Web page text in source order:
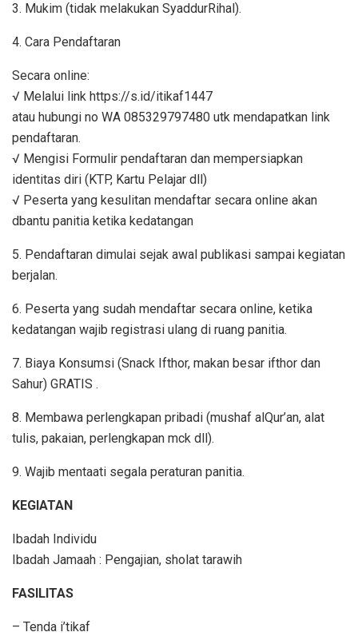
3. Mukim (tidak melakukan SyaddurRihal).
4. Cara Pendaftaran
Secara online:
√ Melalui link https://s.id/itikaf1447
atau hubungi no WA 085329797480 utk mendapatkan link
pendaftaran.
√ Mengisi Formulir pendaftaran dan mempersiapkan
identitas diri (KTP, Kartu Pelajar dll)
√ Peserta yang kesulitan mendaftar secara online akan
dbantu panitia ketika kedatangan
5. Pendaftaran dimulai sejak awal publikasi sampai kegiatan
berjalan.
6. Peserta yang sudah mendaftar secara online, ketika
kedatangan wajib registrasi ulang di ruang panitia.
7. Biaya Konsumsi (Snack Ifthor, makan besar ifthor dan
Sahur) GRATIS .
8. Membawa perlengkapan pribadi (mushaf alQur’an, alat
tulis, pakaian, perlengkapan mck dll).
9. Wajib mentaati segala peraturan panitia.
KEGIATAN
Ibadah Individu
Ibadah Jamaah : Pengajian, sholat tarawih
FASILITAS
– Tenda i’tikaf